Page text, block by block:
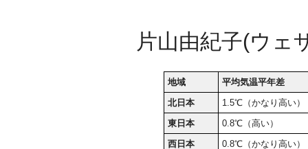
片山由紀子(ウェ
地域
平均気温平年差
北日本
1.5℃（かなり高い）
東日本
0.8℃（高い）
西日本
0.8℃（かなり高い）